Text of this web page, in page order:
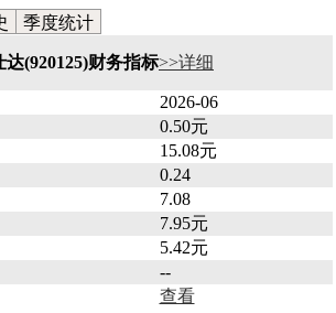
季度统计
达(920125)财务指标>>详细
2026-06
0.50元
15.08元
0.24
7.08
7.95元
5.42元
--
查看